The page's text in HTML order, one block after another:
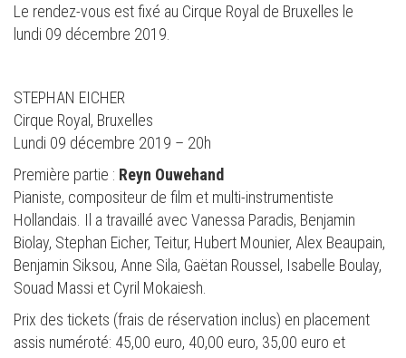
Le rendez-vous est fixé au Cirque Royal de Bruxelles le
lundi 09 décembre 2019.
STEPHAN EICHER
Cirque Royal, Bruxelles
Lundi 09 décembre 2019 – 20h
Première partie : Reyn Ouwehand
Pianiste, compositeur de film et multi-instrumentiste
Hollandais. Il a travaillé avec Vanessa Paradis, Benjamin
Biolay, Stephan Eicher, Teitur, Hubert Mounier, Alex Beaupain,
Benjamin Siksou, Anne Sila, Gaëtan Roussel, Isabelle Boulay,
Souad Massi et Cyril Mokaiesh.
Prix des tickets (frais de réservation inclus) en placement
assis numéroté: 45,00 euro, 40,00 euro, 35,00 euro et